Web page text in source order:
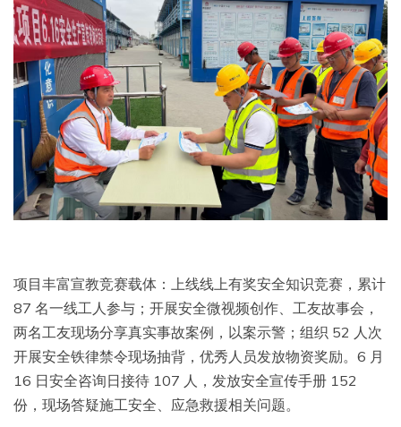
项目丰富宣教竞赛载体：上线线上有奖安全知识竞赛，累计
87 名一线工人参与；开展安全微视频创作、工友故事会，
两名工友现场分享真实事故案例，以案示警；组织 52 人次
开展安全铁律禁令现场抽背，优秀人员发放物资奖励。6 月
16 日安全咨询日接待 107 人，发放安全宣传手册 152
份，现场答疑施工安全、应急救援相关问题。